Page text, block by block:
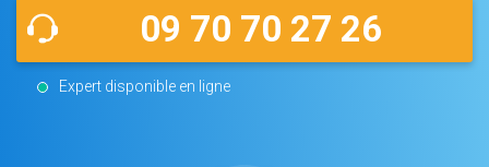
09 70 70 27 26
Expert disponible en ligne